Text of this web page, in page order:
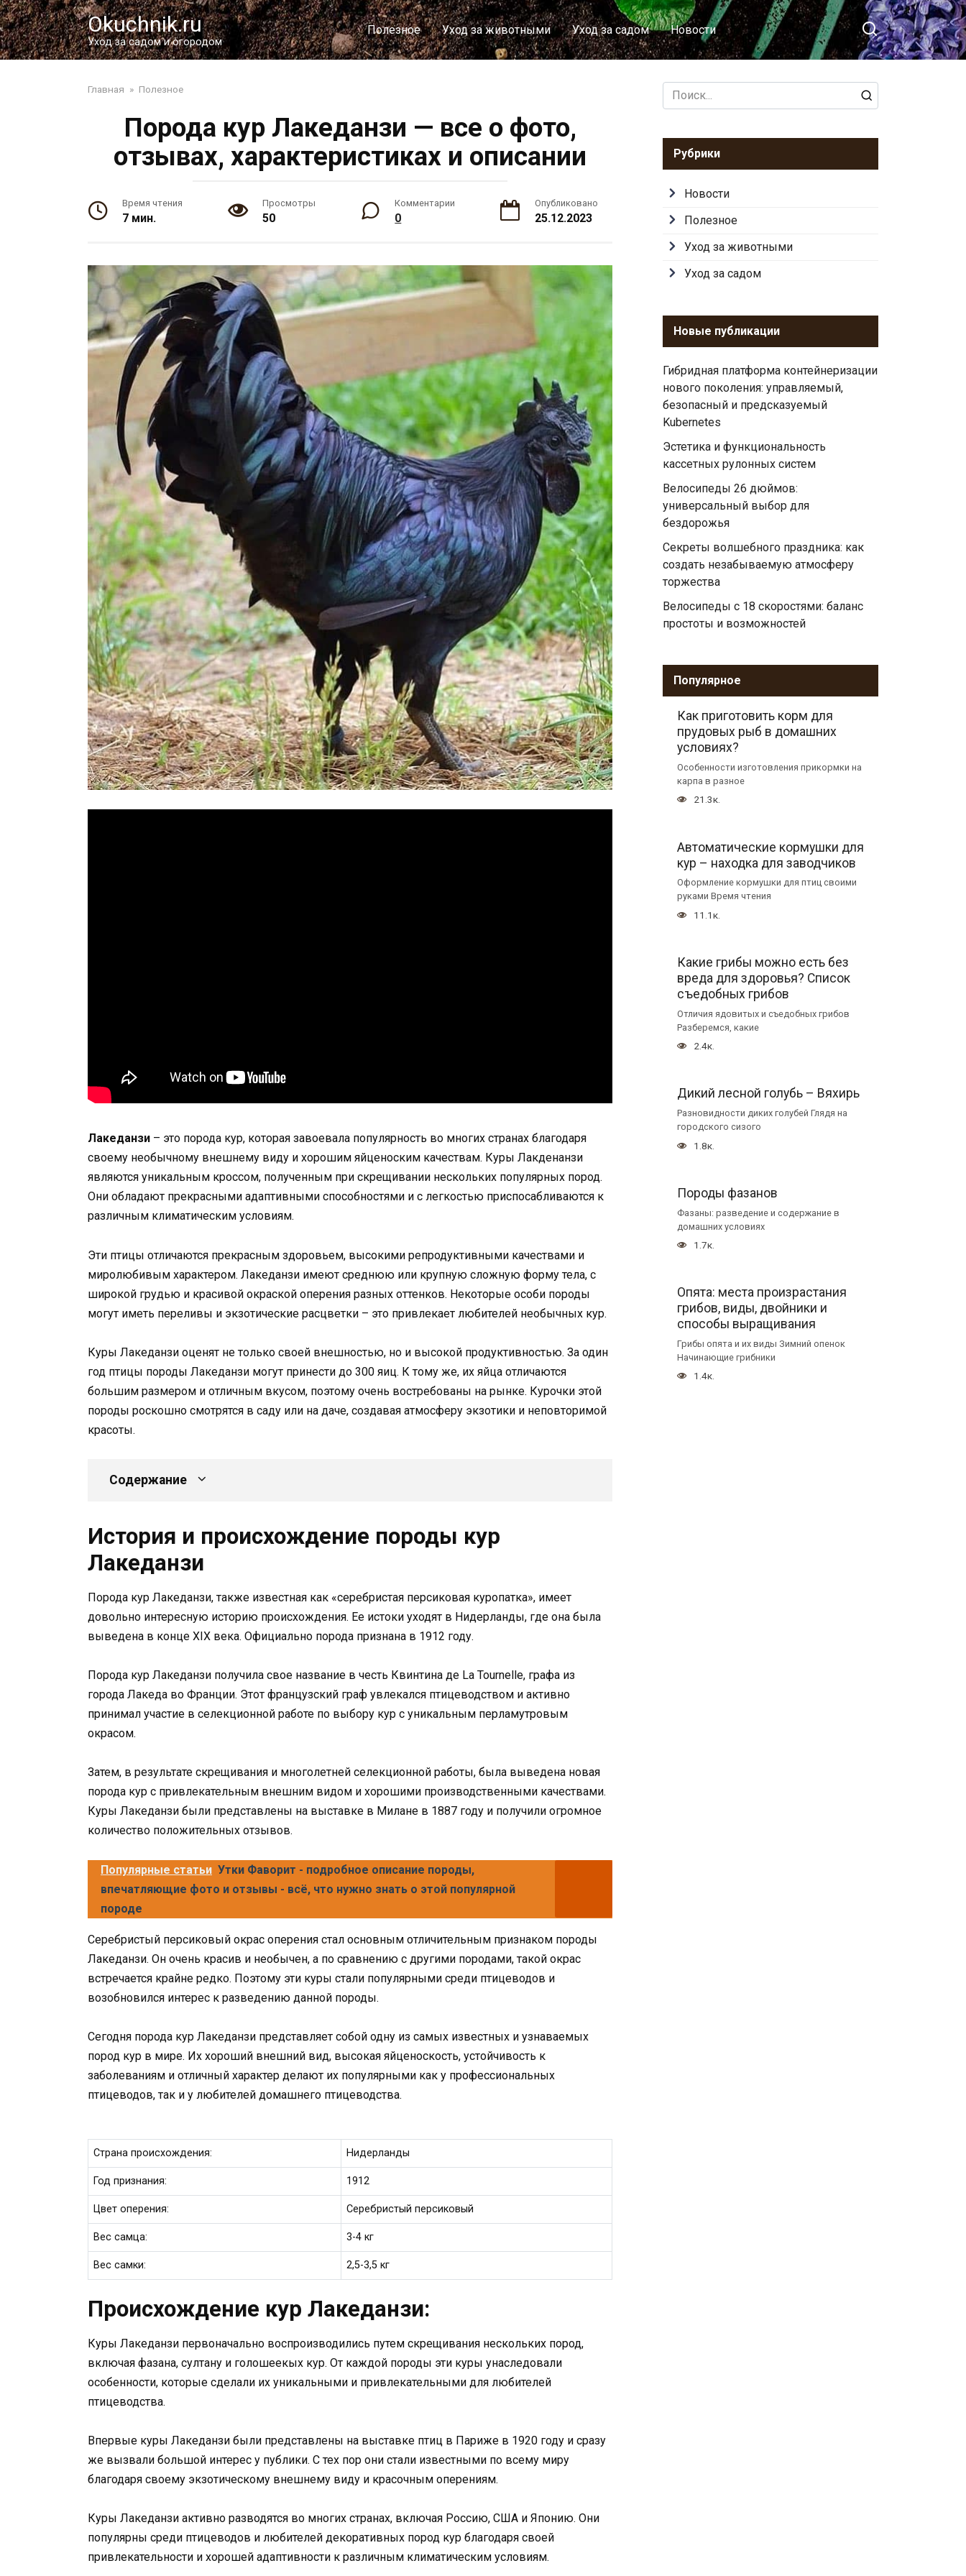
Перейти
к
контенту
Okuchnik.ru
Уход за садом и огородом
Полезное Уход за животными Уход за садом Новости
Главная » Полезное
Порода кур Лакеданзи — все о фото,
отзывах, характеристиках и описании
Время чтения
7 мин.
Просмотры
50
Комментарии
0
Опубликовано
25.12.2023
Лакеданзи – это порода кур, которая завоевала популярность во многих странах благодаря
своему необычному внешнему виду и хорошим яйценоским качествам. Куры Лакденанзи
являются уникальным кроссом, полученным при скрещивании нескольких популярных пород.
Они обладают прекрасными адаптивными способностями и с легкостью приспосабливаются к
различным климатическим условиям.
Эти птицы отличаются прекрасным здоровьем, высокими репродуктивными качествами и
миролюбивым характером. Лакеданзи имеют среднюю или крупную сложную форму тела, с
широкой грудью и красивой окраской оперения разных оттенков. Некоторые особи породы
могут иметь переливы и экзотические расцветки – это привлекает любителей необычных кур.
Куры Лакеданзи оценят не только своей внешностью, но и высокой продуктивностью. За один
год птицы породы Лакеданзи могут принести до 300 яиц. К тому же, их яйца отличаются
большим размером и отличным вкусом, поэтому очень востребованы на рынке. Курочки этой
породы роскошно смотрятся в саду или на даче, создавая атмосферу экзотики и неповторимой
красоты.
Содержание
История и происхождение породы кур
Лакеданзи
Порода кур Лакеданзи, также известная как «серебристая персиковая куропатка», имеет
довольно интересную историю происхождения. Ее истоки уходят в Нидерланды, где она была
выведена в конце XIX века. Официально порода признана в 1912 году.
Порода кур Лакеданзи получила свое название в честь Квинтина де La Tournelle, графа из
города Лакеда во Франции. Этот французский граф увлекался птицеводством и активно
принимал участие в селекционной работе по выбору кур с уникальным перламутровым
окрасом.
Затем, в результате скрещивания и многолетней селекционной работы, была выведена новая
порода кур с привлекательным внешним видом и хорошими производственными качествами.
Куры Лакеданзи были представлены на выставке в Милане в 1887 году и получили огромное
количество положительных отзывов.
Популярные статьи Утки Фаворит - подробное описание породы,
впечатляющие фото и отзывы - всё, что нужно знать о этой популярной
породе
Серебристый персиковый окрас оперения стал основным отличительным признаком породы
Лакеданзи. Он очень красив и необычен, а по сравнению с другими породами, такой окрас
встречается крайне редко. Поэтому эти куры стали популярными среди птицеводов и
возобновился интерес к разведению данной породы.
Сегодня порода кур Лакеданзи представляет собой одну из самых известных и узнаваемых
пород кур в мире. Их хороший внешний вид, высокая яйценоскость, устойчивость к
заболеваниям и отличный характер делают их популярными как у профессиональных
птицеводов, так и у любителей домашнего птицеводства.
Страна происхождения: Нидерланды
Год признания: 1912
Цвет оперения: Серебристый персиковый
Вес самца: 3-4 кг
Вес самки: 2,5-3,5 кг
Происхождение кур Лакеданзи:
Куры Лакеданзи первоначально воспроизводились путем скрещивания нескольких пород,
включая фазана, султану и голошеекых кур. От каждой породы эти куры унаследовали
особенности, которые сделали их уникальными и привлекательными для любителей
птицеводства.
Впервые куры Лакеданзи были представлены на выставке птиц в Париже в 1920 году и сразу
же вызвали большой интерес у публики. С тех пор они стали известными по всему миру
благодаря своему экзотическому внешнему виду и красочным оперениям.
Куры Лакеданзи активно разводятся во многих странах, включая Россию, США и Японию. Они
популярны среди птицеводов и любителей декоративных пород кур благодаря своей
привлекательности и хорошей адаптивности к различным климатическим условиям.
Search
for:
Рубрики
Новости
Полезное
Уход за животными
Уход за садом
Новые публикации
Гибридная платформа контейнеризации
нового поколения: управляемый,
безопасный и предсказуемый
Kubernetes
Эстетика и функциональность
кассетных рулонных систем
Велосипеды 26 дюймов:
универсальный выбор для
бездорожья
Секреты волшебного праздника: как
создать незабываемую атмосферу
торжества
Велосипеды с 18 скоростями: баланс
простоты и возможностей
Популярное
Как приготовить корм для
прудовых рыб в домашних
условиях?
Особенности изготовления прикормки на
карпа в разное
21.3к.
Автоматические кормушки для
кур – находка для заводчиков
Оформление кормушки для птиц своими
руками Время чтения
11.1к.
Какие грибы можно есть без
вреда для здоровья? Список
съедобных грибов
Отличия ядовитых и съедобных грибов
Разберемся, какие
2.4к.
Дикий лесной голубь – Вяхирь
Разновидности диких голубей Глядя на
городского сизого
1.8к.
Породы фазанов
Фазаны: разведение и содержание в
домашних условиях
1.7к.
Опята: места произрастания
грибов, виды, двойники и
способы выращивания
Грибы опята и их виды Зимний опенок
Начинающие грибники
1.4к.